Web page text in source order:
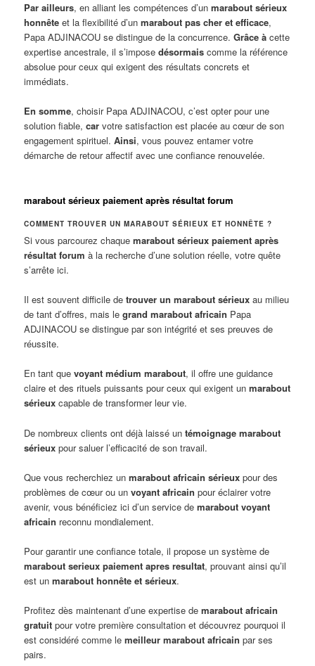
Par ailleurs, en alliant les compétences d’unmarabout sérieux
honnête et la flexibilité d’unmarabout pas cher et efficace,
Papa ADJINACOU se distingue de la concurrence.Grâce à cette
expertise ancestrale, il s’imposedésormais comme la référence
absolue pour ceux qui exigent des résultats concrets et
immédiats.
En somme, choisir Papa ADJINACOU, c’est opter pour une
solution fiable,car votre satisfaction est placée au cœur de son
engagement spirituel.Ainsi, vous pouvez entamer votre
démarche de retour affectif avec une confiance renouvelée.
marabout sérieux paiement après résultat forum
COMMENT TROUVER UN MARABOUT SÉRIEUX ET HONNÊTE ?
Si vous parcourez chaquemarabout sérieux paiement après
résultat forum à la recherche d’une solution réelle, votre quête
s’arrête ici.
Il est souvent difficile detrouver un marabout sérieux au milieu
de tant d’offres, mais legrand marabout africain Papa
ADJINACOU se distingue par son intégrité et ses preuves de
réussite.
En tant quevoyant médium marabout, il offre une guidance
claire et des rituels puissants pour ceux qui exigent unmarabout
sérieux capable de transformer leur vie.
De nombreux clients ont déjà laissé untémoignage marabout
sérieux pour saluer l’efficacité de son travail.
Que vous recherchiez unmarabout africain sérieux pour des
problèmes de cœur ou unvoyant africain pour éclairer votre
avenir, vous bénéficiez ici d’un service demarabout voyant
africain reconnu mondialement.
Pour garantir une confiance totale, il propose un système de
marabout serieux paiement apres resultat, prouvant ainsi qu’il
est unmarabout honnête et sérieux.
Profitez dès maintenant d’une expertise demarabout africain
gratuit pour votre première consultation et découvrez pourquoi il
est considéré comme lemeilleur marabout africain par ses
pairs.